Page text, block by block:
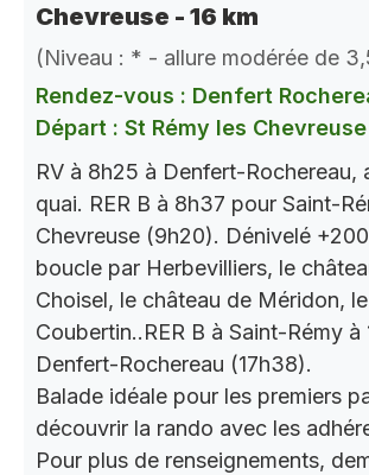
Chevreuse - 16 km
(Niveau : * - allure modérée de
Rendez-vous : Denfert
Départ : St Rémy les Chevreuse
RV à 8h25 à Denfert-Rochereau,
quai. RER B à 8h37 pour Saint-
Chevreuse (9h20). Dénivelé
boucle par Herbevilliers, le
Choisel, le château de Méridon,
Coubertin..RER B à Saint-Rémy à
Denfert-Rochereau (17h38).
Balade idéale pour les premiers
découvrir la rando avec les
Pour plus de renseignements,